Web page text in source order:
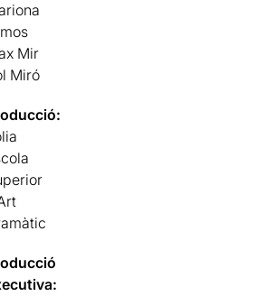
Mir
Miró